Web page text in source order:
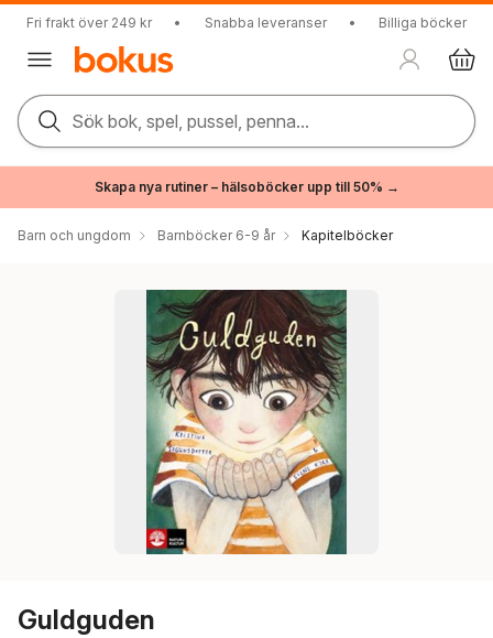
Fri frakt över 249 kr • Snabba leveranser • Billiga böcker
Sök bok, spel, pussel, penna...
Skapa nya rutiner – hälsoböcker upp till 50% →
Barn och ungdom Barnböcker 6-9 år Kapitelböcker
Guldguden